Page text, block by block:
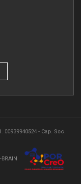
- Cap. Soc.